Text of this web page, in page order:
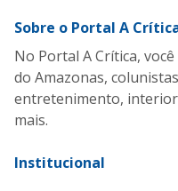
Sobre o Portal A
No Portal A Crítica,
do Amazonas,
entretenimento,
mais.
Institucional